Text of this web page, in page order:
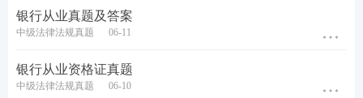
银行从业真题及答案
中级法律法规真题 06-11
银行从业资格证真题
中级法律法规真题 06-10